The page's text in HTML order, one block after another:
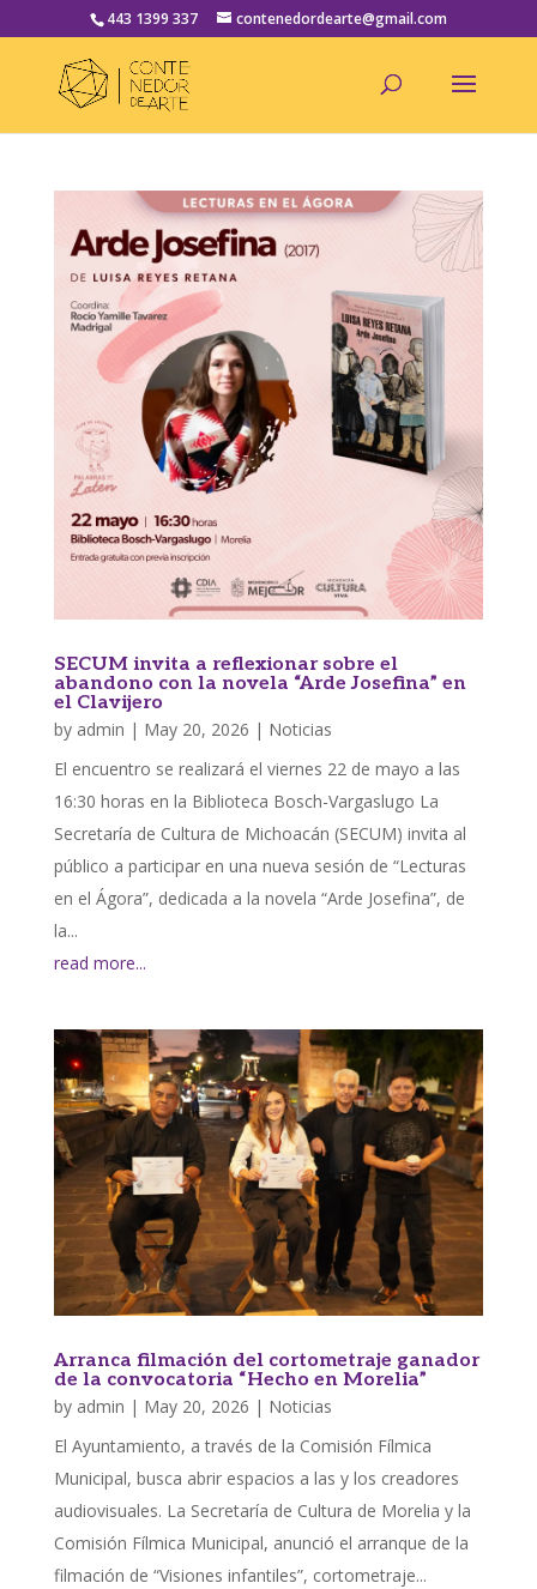
443 1399 337 contenedordearte@gmail.com
SECUM invita a reflexionar sobre el
abandono con la novela “Arde Josefina” en
el Clavijero
by admin | May 20, 2026 | Noticias
El encuentro se realizará el viernes 22 de mayo a las
16:30 horas en la Biblioteca Bosch-Vargaslugo La
Secretaría de Cultura de Michoacán (SECUM) invita al
público a participar en una nueva sesión de “Lecturas
en el Ágora”, dedicada a la novela “Arde Josefina”, de
la...
read more...
Arranca filmación del cortometraje ganador
de la convocatoria “Hecho en Morelia”
by admin | May 20, 2026 | Noticias
El Ayuntamiento, a través de la Comisión Fílmica
Municipal, busca abrir espacios a las y los creadores
audiovisuales. La Secretaría de Cultura de Morelia y la
Comisión Fílmica Municipal, anunció el arranque de la
filmación de “Visiones infantiles”, cortometraje...